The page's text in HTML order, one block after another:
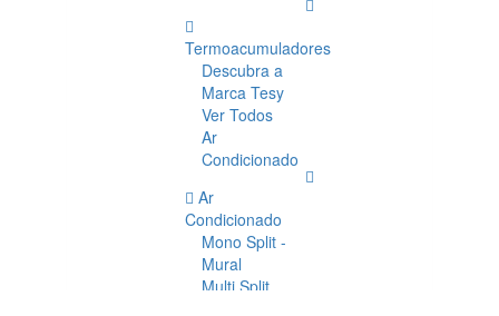
Termoacumuladores
Descubra a
Marca Tesy
Ver Todos
Ar
Condicionado
Ar
Condicionado
Mono Split -
Mural
Multi Split